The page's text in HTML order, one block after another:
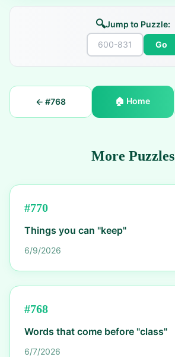
🔍Jump to Puzzle:
Go
← #768 🏠 Home
More Puzzles
#770
Things you can "keep"
6/9/2026
#768
Words that come before "class"
6/7/2026